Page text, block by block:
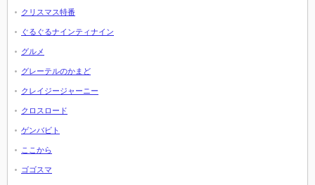
クリスマス特番
ぐるぐるナインティナイン
グルメ
グレーテルのかまど
クレイジージャーニー
クロスロード
ゲンバビト
ここから
ゴゴスマ